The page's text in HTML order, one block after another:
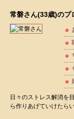
常磐さん(33歳)のプ
日々のストレス解消を
ら作りあげていけたら